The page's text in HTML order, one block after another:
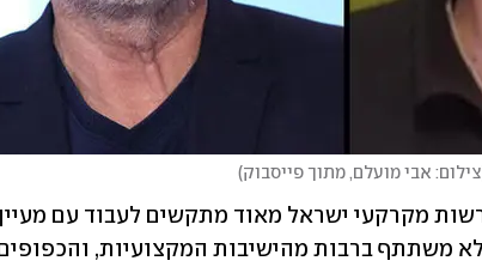
צילום: אבי מועלם, מתוך פייסבוק)